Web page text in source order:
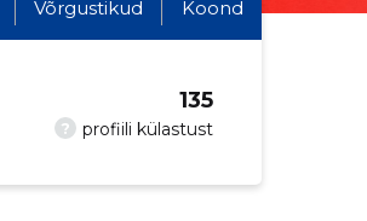
Võrgustikud Koond
? profiili külastust
135